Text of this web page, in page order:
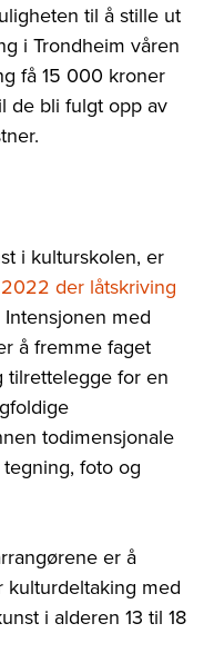
til å stille ut
i Trondheim våren
få 15 000 kroner
de bli fulgt opp av
i kulturskolen, er
der låtskriving
Intensjonen med
å fremme faget
tilrettelegge for en
todimensjonale
foto og
er å
kulturdeltaking med
i alderen 13 til 18